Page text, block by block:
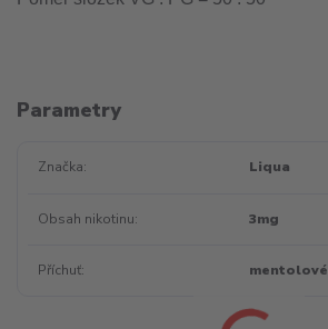
Parametry
Značka Liqua
Obsah nikotinu 3mg
Příchuť mentolové